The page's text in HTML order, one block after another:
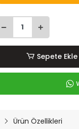
Sepete Ekle
Ürün Özellikleri